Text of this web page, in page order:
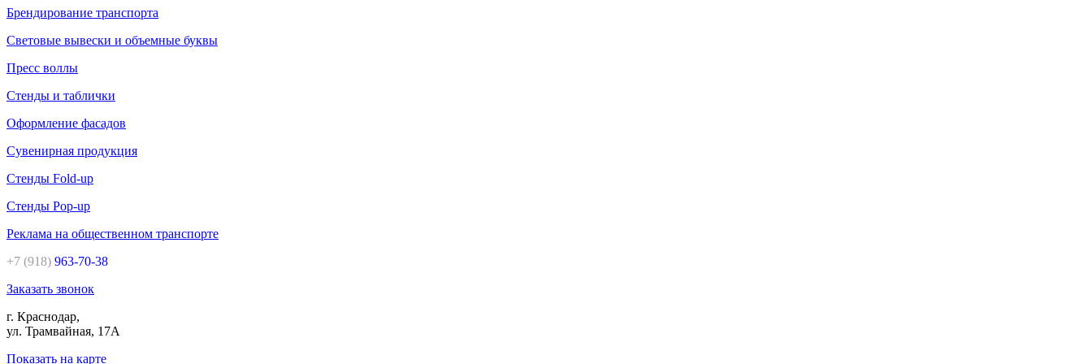
Брендирование транспорта
Световые вывески и объемные буквы
Пресс воллы
Стенды и таблички
Оформление фасадов
Сувенирная продукция
Стенды Fold-up
Стенды Pop-up
Реклама на общественном транспорте
+7 (918) 963-70-38
Заказать звонок
г. Краснодар,
ул. Трамвайная, 17А
Показать на карте